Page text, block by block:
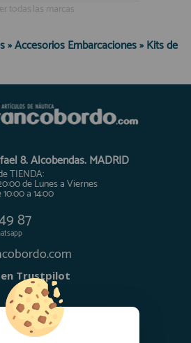
todas las marcas
»Accesorios Embarcaciones»Kits de
8. Alcobendas. MADRID
TIENDA:
de Lunes a Viernes
a 14:00
87
en Trustpilot